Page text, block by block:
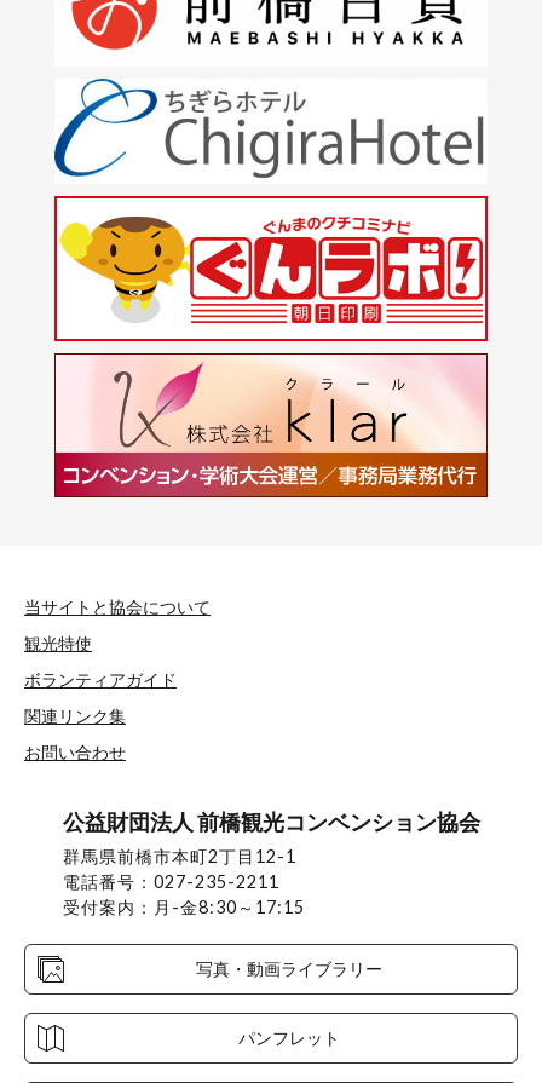
当サイトと協会について
観光特使
ボランティアガイド
関連リンク集
お問い合わせ
公益財団法人 前橋観光コンベンション協会
群馬県前橋市本町2丁目12-1
電話番号：027-235-2211
受付案内：月-金8:30～17:15
写真・動画ライブラリー
パンフレット